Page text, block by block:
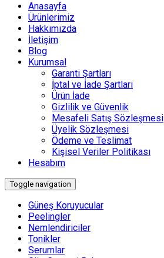
Anasayfa
Ürünlerimiz
Hakkımızda
İletişim
Blog
Kurumsal
Garanti Şartları
İptal ve İade Şartları
Ürün İade
Gizlilik ve Güvenlik
Mesafeli Satış Sözleşmesi
Üyelik Sözleşmesi
Ödeme ve Teslimat
Kişisel Veriler Politikası
Hesabım
Toggle navigation
Güneş Koruyucular
Peelingler
Nemlendiriciler
Tonikler
Serumlar